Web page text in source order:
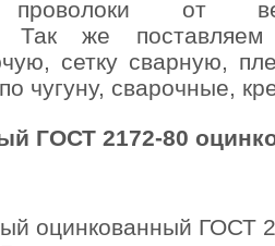
проволоки от
Так же
сетку сварную,
чугуну, сварочные,
ГОСТ 2172-80
оцинкованный ГОСТ